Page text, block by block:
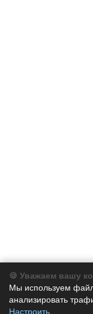
Компания
Каталог
🍪 Уважаем вашу
Мы используем
анализировать
Настроить